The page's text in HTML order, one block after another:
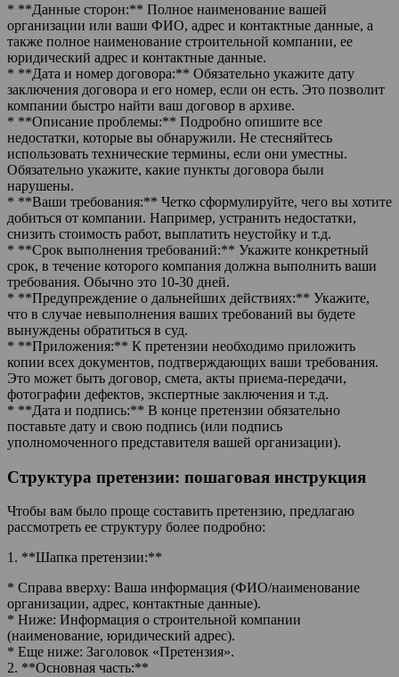
* **Данные сторон:** Полное наименование вашей
организации или ваши ФИО, адрес и контактные данные, а
также полное наименование строительной компании, ее
юридический адрес и контактные данные.
* **Дата и номер договора:** Обязательно укажите дату
заключения договора и его номер, если он есть. Это позволит
компании быстро найти ваш договор в архиве.
* **Описание проблемы:** Подробно опишите все
недостатки, которые вы обнаружили. Не стесняйтесь
использовать технические термины, если они уместны.
Обязательно укажите, какие пункты договора были
нарушены.
* **Ваши требования:** Четко сформулируйте, чего вы хотите
добиться от компании. Например, устранить недостатки,
снизить стоимость работ, выплатить неустойку и т.д.
* **Срок выполнения требований:** Укажите конкретный
срок, в течение которого компания должна выполнить ваши
требования. Обычно это 10-30 дней.
* **Предупреждение о дальнейших действиях:** Укажите,
что в случае невыполнения ваших требований вы будете
вынуждены обратиться в суд.
* **Приложения:** К претензии необходимо приложить
копии всех документов, подтверждающих ваши требования.
Это может быть договор, смета, акты приема-передачи,
фотографии дефектов, экспертные заключения и т.д.
* **Дата и подпись:** В конце претензии обязательно
поставьте дату и свою подпись (или подпись
уполномоченного представителя вашей организации).
Структура претензии: пошаговая инструкция
Чтобы вам было проще составить претензию, предлагаю
рассмотреть ее структуру более подробно:
1. **Шапка претензии:**
* Справа вверху: Ваша информация (ФИО/наименование
организации, адрес, контактные данные).
* Ниже: Информация о строительной компании
(наименование, юридический адрес).
* Еще ниже: Заголовок «Претензия».
2. **Основная часть:**